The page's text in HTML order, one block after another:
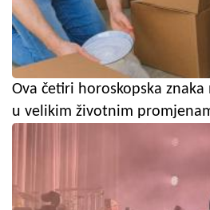
Ova četiri horoskopska
u velikim životnim